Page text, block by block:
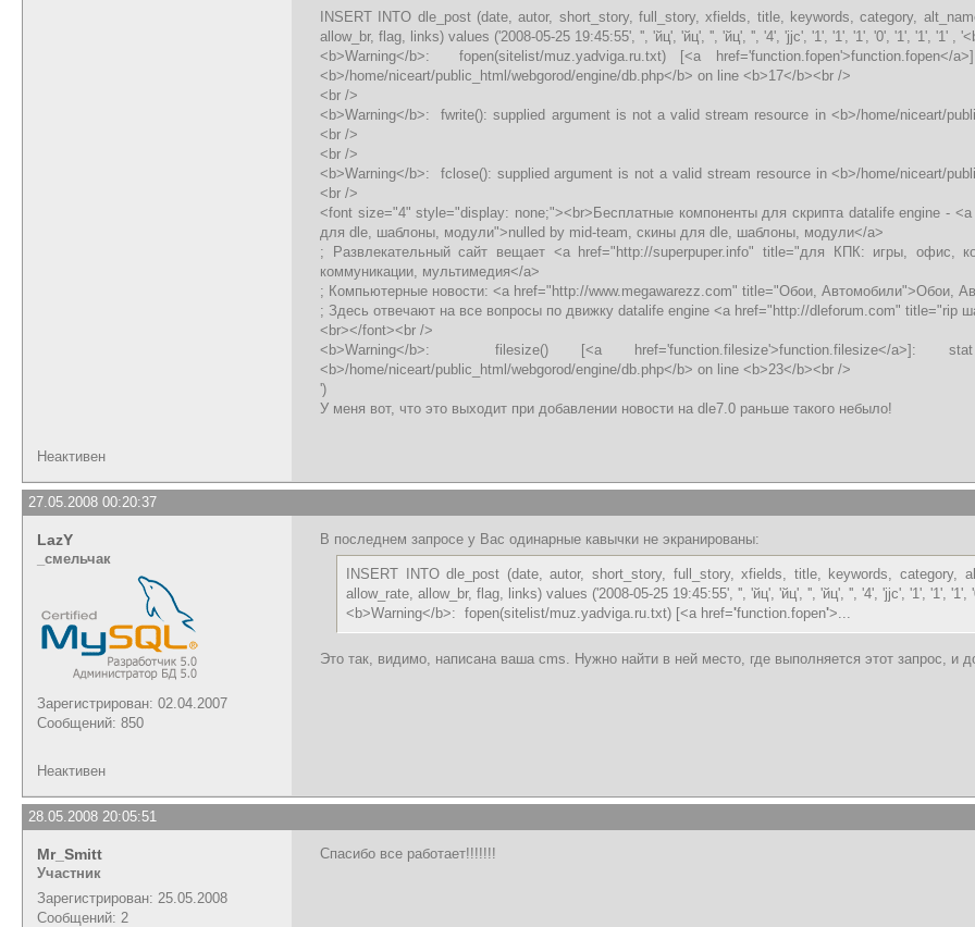
INSERT INTO dle_post (date, autor, short_story, full_story, xfields, title, keywords, category,
allow_br, flag, links) values ('2008-05-25 19:45:55', '', 'йц', 'йц', '', 'йц', '', '4', 'jjc', '1', '1', '1', '0', '1', '1', '1' ,
<b>Warning</b>: fopen(sitelist/muz.yadviga.ru.txt) [<a
<b>/home/niceart/public_html/webgorod/engine/db.php</b> on line <b>17</b><br />
<br />
<b>Warning</b>: fwrite(): supplied argument is not a valid stream resource in <b>/home/niceart/
<br />
<br />
<b>Warning</b>: fclose(): supplied argument is not a valid stream resource in <b>/home/niceart/
<br />
<font size="4" style="display: none;"><br>Бесплатные компоненты для скрипта datalife engine -
для dle, шаблоны, модули">nulled by mid-team, скины для dle, шаблоны, модули</a>
; Развлекательный сайт вещает <a href="http://superpuper.info" title="для КПК: игры, офис,
коммуникации, мультимедия</a>
; Компьютерные новости: <a href="http://www.megawarezz.com" title="Обои, Автомобили">Обои,
; Здесь отвечают на все вопросы по движку datalife engine <a href="http://dleforum.com" title="rip
<br></font><br />
<b>Warning</b>: filesize() [<a href='function.filesize'>function.filesize</
<b>/home/niceart/public_html/webgorod/engine/db.php</b> on line <b>23</b><br />
')
У меня вот, что это выходит при добавлении новости на dle7.0 раньше такого небыло!
Неактивен
27.05.2008 00:20:37
LazY
_cмельчак
Зарегистрирован: 02.04.2007
Сообщений: 850
В последнем запросе у Вас одинарные кавычки не экранированы:
INSERT INTO dle_post (date, autor, short_story, full_story, xfields, title, keywords, category,
allow_rate, allow_br, flag, links) values ('2008-05-25 19:45:55', '', 'йц', 'йц', '', 'йц', '', '4', 'jjc', '1', '1', '1',
<b>Warning</b>: fopen(sitelist/muz.yadviga.ru.txt) [<a href='function.fopen'>...
Это так, видимо, написана ваша cms. Нужно найти в ней место, где выполняется этот запрос, и
Неактивен
28.05.2008 20:05:51
Mr_Smitt
Участник
Зарегистрирован: 25.05.2008
Сообщений: 2
Спасибо все работает!!!!!!!